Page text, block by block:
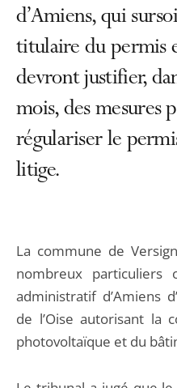
d’Amiens, qui
titulaire du permis
devront justifier,
mois, des mesures
régulariser le
litige.
La commune de
nombreux particuliers
administratif d’Amiens
de l’Oise autorisant la
photovoltaïque et du